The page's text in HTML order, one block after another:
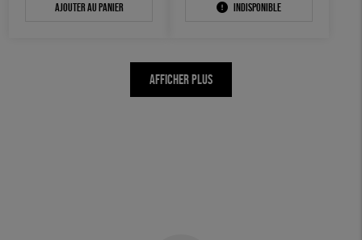
Ajouter au panier Indisponible
AFFICHER PLUS